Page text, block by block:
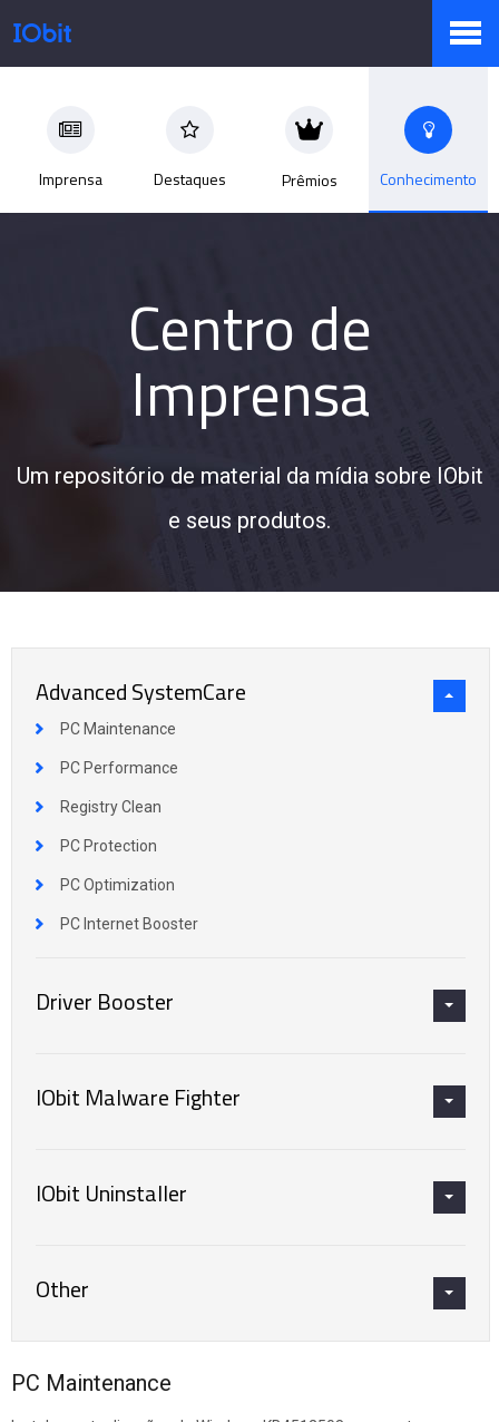
Produtos
Loja
Sala de Imprensa
Parceiro
Imprensa Destaques Prêmios Conhecimento
Centro de
Imprensa
Um repositório de material da mídia sobre IObit
e seus produtos.
Advanced SystemCare
PC Maintenance
PC Performance
Registry Clean
PC Protection
PC Optimization
PC Internet Booster
Driver Booster
IObit Malware Fighter
IObit Uninstaller
Other
PC Maintenance